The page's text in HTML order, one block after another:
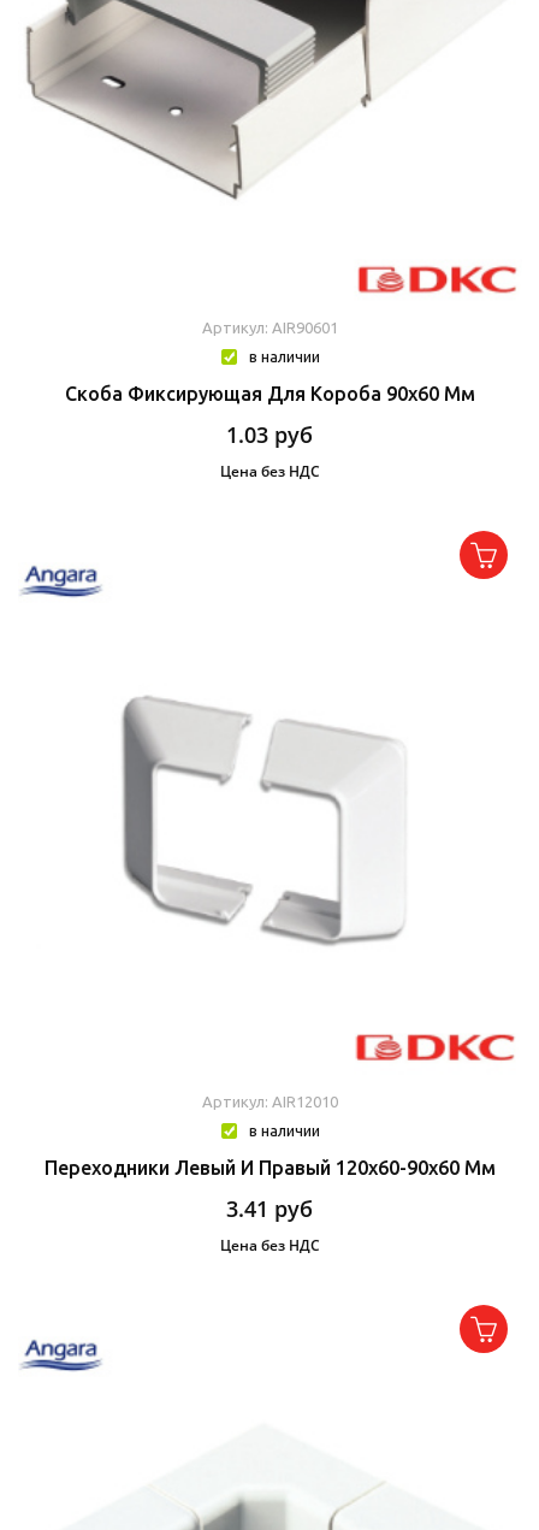
Артикул: AIR90601
в наличии
Скоба Фиксирующая Для Короба 90х60 Мм
1.03 руб
Цена без НДС
Артикул: AIR12010
в наличии
Переходники Левый И Правый 120х60-90х60 Мм
3.41 руб
Цена без НДС